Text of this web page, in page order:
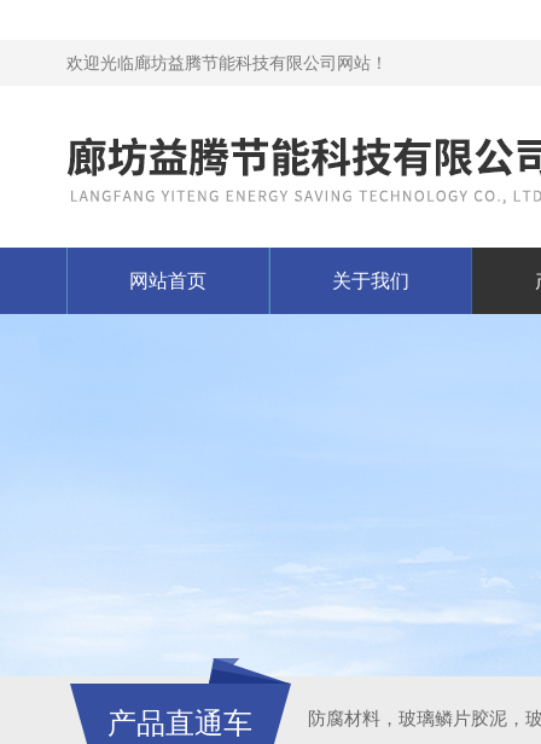
欢迎光临廊坊益腾节能科技有限公司网站！
网站首页 关于我们
产品直通车